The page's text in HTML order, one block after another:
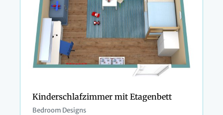
Kinderschlafzimmer mit Etagenbett
Bedroom Designs